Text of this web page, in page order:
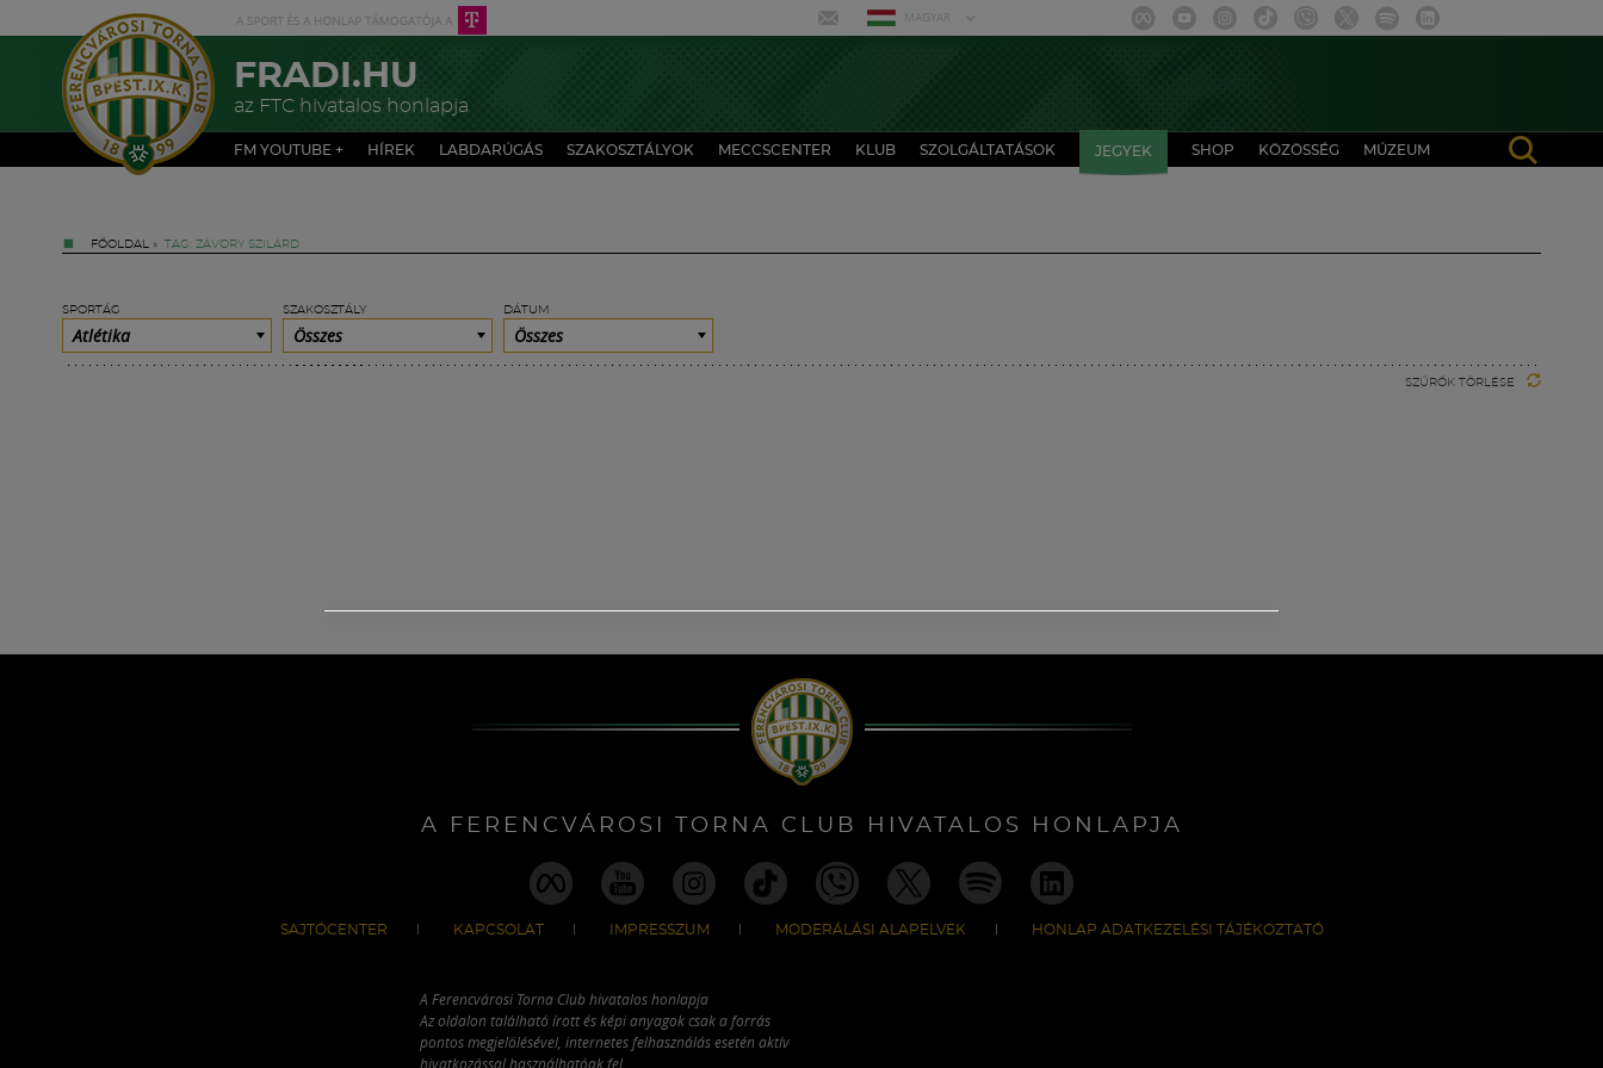
MAGYAR
FRADI.HU
az FTC hivatalos honlapja
FM YOUTUBE + HÍREK LABDARÚGÁS SZAKOSZTÁLYOK MECCSCENTER KLUB SZOLGÁLTATÁSOK JEGYEK SHOP KÖZÖSSÉG MÚZEUM
FŐOLDAL » TAG: ZÁVORY SZILÁRD
SPORTÁG
Atlétika
SZAKOSZTÁLY
Összes
DÁTUM
Összes
SZŰRŐK TÖRLÉSE
A FERENCVÁROSI TORNA CLUB HIVATALOS HONLAPJA
SAJTÓCENTER KAPCSOLAT IMPRESSZUM MODERÁLÁSI ALAPELVEK HONLAP ADATKEZELÉSI TÁJÉKOZTATÓ
A Ferencvárosi Torna Club hivatalos honlapja
Az oldalon található írott és képi anyagok csak a forrás
pontos megjelölésével, internetes felhasználás esetén aktív
hivatkozással használhatóak fel.